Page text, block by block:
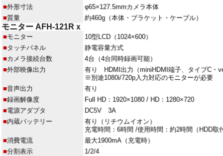
■外形寸法
φ65×127.5mmカメラ本体
■質量 約460g（本体・ブラケット・ケーブル）
モニター AFH-121Rｘ
■モニター
10型LCD（1024×600）
■タッチパネル
静電容量方式
■カメラ接続台数
4台（4台同時録画可能）
■外部映像出力
有り HDMI出力（miniHDMI端子、タイプC・
※別途1080i/720p入力対応のモニターが必要
■音声出力
有り
■録画解像度
Full HD：1920×1080 / HD：1280×720
■電源アダプタ
DC5V 3A
■内蔵バッテリー
有り（リチウムイオン）
充電時間：6時間 /使用時間：約2時間（HDD取
■消費電流
最大1900mA（充電時）
■分割表示
1/2/4